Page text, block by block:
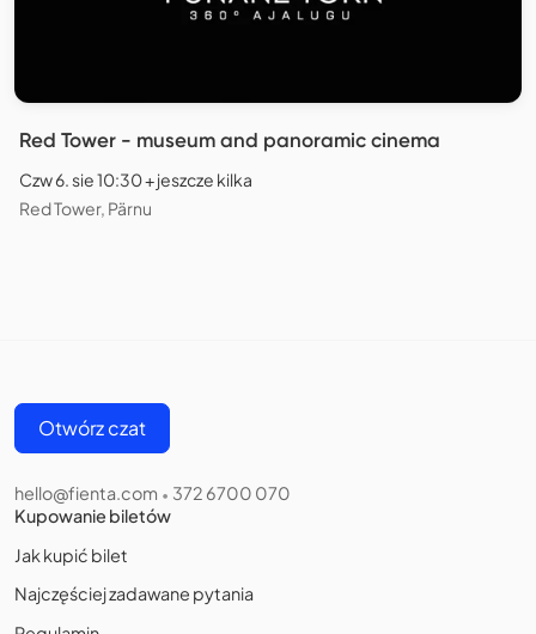
Red Tower - museum and panoramic cinema
Czw 6. sie 10:30 + jeszcze kilka
Red Tower, Pärnu
Otwórz czat
hello@fienta.com • 372 6700 070
Kupowanie biletów
Jak kupić bilet
Najczęściej zadawane pytania